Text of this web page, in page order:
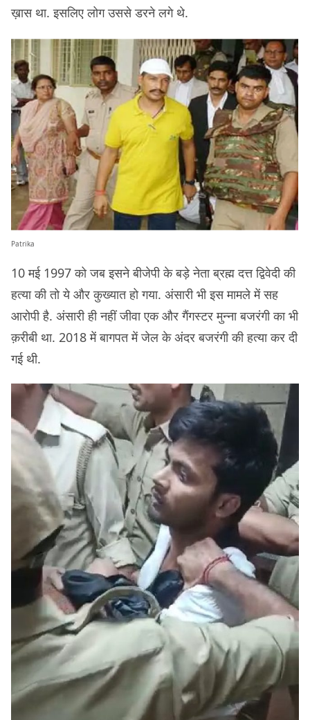
ख़ास था. इसलिए लोग उससे डरने लगे थे.
Patrika
10 मई 1997 को जब इसने बीजेपी के बड़े नेता ब्रह्म दत्त द्विवेदी की
हत्या की तो ये और कुख्यात हो गया. अंसारी भी इस मामले में सह
आरोपी है. अंसारी ही नहीं जीवा एक और गैंगस्टर मुन्ना बजरंगी का भी
क़रीबी था. 2018 में बागपत में जेल के अंदर बजरंगी की हत्या कर दी
गई थी.